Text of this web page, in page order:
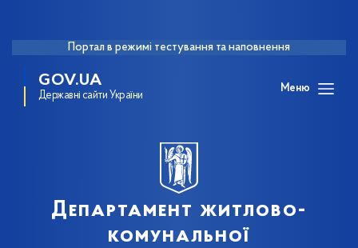
Портал в режимі тестування та наповнення
GOV.UA
Державні сайти України
Меню
Департамент житлово-
комунальної